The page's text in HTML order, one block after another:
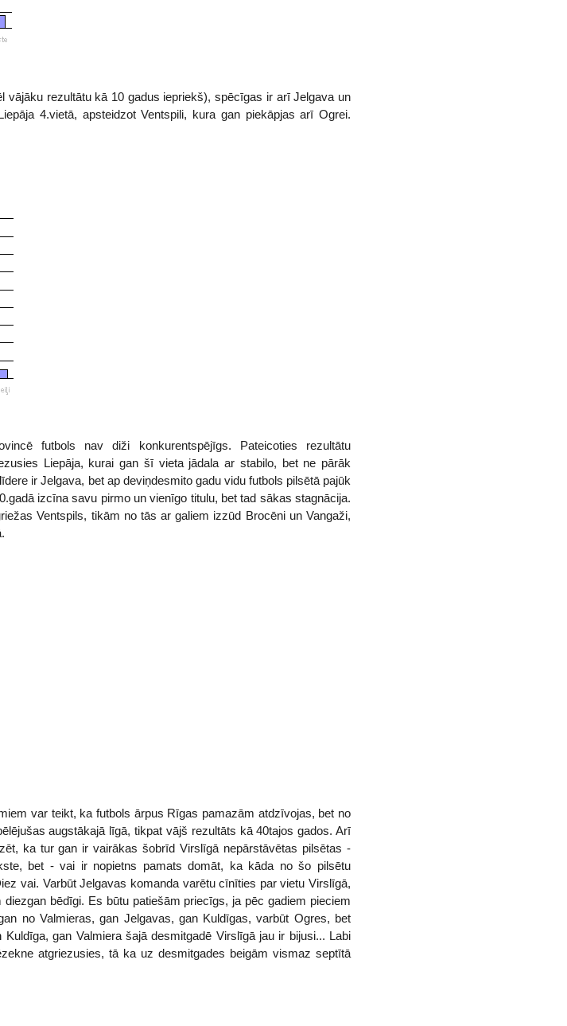
vājāku rezultātu kā 10 gadus iepriekš), spēcīgas ir arī Jelgava un
4.vietā, apsteidzot Ventspili, kura gan piekāpjas arī Ogrei.
futbols nav diži konkurentspējīgs. Pateicoties rezultātu
Liepāja, kurai gan šī vieta jādala ar stabilo, bet ne pārāk
ir Jelgava, bet ap deviņdesmito gadu vidu futbols pilsētā pajūk
izcīna savu pirmo un vienīgo titulu, bet tad sākas stagnācija.
Ventspils, tikām no tās ar galiem izzūd Brocēni un Vangaži,
var teikt, ka futbols ārpus Rīgas pamazām atdzīvojas, bet no
augstākajā līgā, tikpat vājš rezultāts kā 40tajos gados. Arī
ka tur gan ir vairākas šobrīd Virslīgā nepārstāvētas pilsētas -
bet - vai ir nopietns pamats domāt, ka kāda no šo pilsētu
vai. Varbūt Jelgavas komanda varētu cīnīties par vietu Virslīgā,
bēdīgi. Es būtu patiešām priecīgs, ja pēc gadiem pieciem
no Valmieras, gan Jelgavas, gan Kuldīgas, varbūt Ogres, bet
gan Valmiera šajā desmitgadē Virslīgā jau ir bijusi... Labi
atgriezusies, tā ka uz desmitgades beigām vismaz septītā